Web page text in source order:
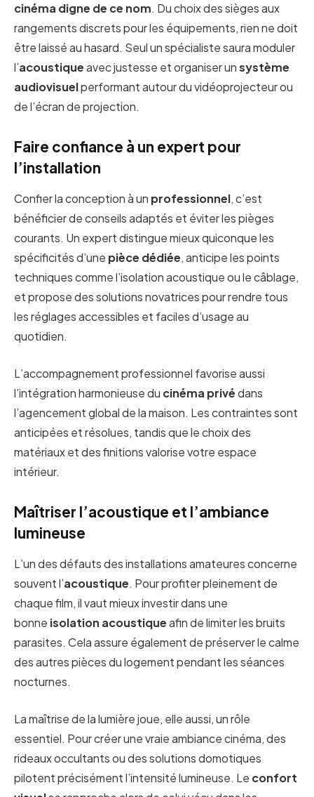
cinéma digne de ce nom. Du choix des sièges aux
rangements discrets pour les équipements, rien ne doit
être laissé au hasard. Seul un spécialiste saura moduler
l’acoustiqueavec justesse et organiser unsystème
audiovisuelperformant autour du vidéoprojecteur ou
de l’écran de projection.
Faire confiance à un expert pour
l’installation
Confier la conception à un professionnel, c’est
bénéficier de conseils adaptés et éviter les pièges
courants. Un expert distingue mieux quiconque les
spécificités d’une pièce dédiée, anticipe les points
techniques comme l’isolation acoustique ou le câblage,
et propose des solutions novatrices pour rendre tous
les réglages accessibles et faciles d’usage au
quotidien.
L’accompagnement professionnel favorise aussi
l’intégration harmonieuse du cinéma privédans
l’agencement global de la maison. Les contraintes sont
anticipées et résolues, tandis que le choix des
matériaux et des finitions valorise votre espace
intérieur.
Maîtriser l’acoustique et l’ambiance
lumineuse
L’un des défauts des installations amateures concerne
souvent l’acoustique. Pour profiter pleinement de
chaque film, il vaut mieux investir dans une
bonne isolation acoustiqueafin de limiter les bruits
parasites. Cela assure également de préserver le calme
des autres pièces du logement pendant les séances
nocturnes.
La maîtrise de la lumière joue, elle aussi, un rôle
essentiel. Pour créer une vraie ambiance cinéma, des
rideaux occultants ou des solutions domotiques
pilotent précisément l’intensité lumineuse. Le confort